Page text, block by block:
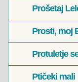
Prošetaj
Prosti, moj
Protuletje
Ptičeki mali